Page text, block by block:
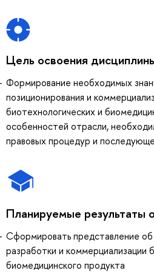
Цель освоения
Формирование необходимых
позиционирования и
биотехнологических и
особенностей отрасли,
правовых процедур и
Планируемые результаты
Сформировать представление об
разработки и коммерциализации
биомедицинского продукта